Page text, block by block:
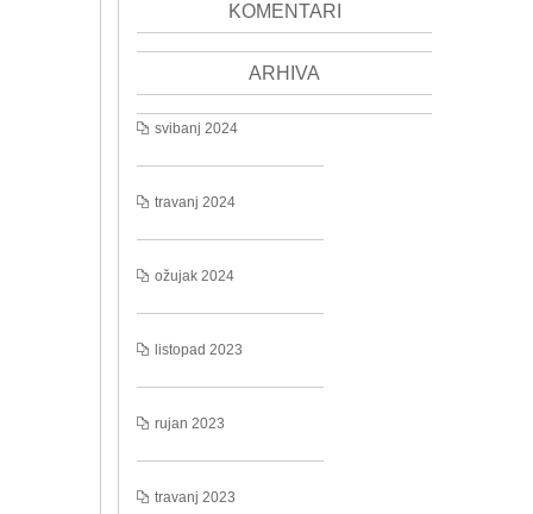
KOMENTARI
ARHIVA
svibanj 2024
travanj 2024
ožujak 2024
listopad 2023
rujan 2023
travanj 2023